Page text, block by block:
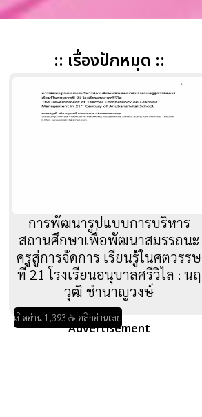
:: เรื่องปักหมุด ::
การพัฒนารูปแบบการบริหาร
สถานศึกษาเพื่อพัฒนาสมรรถนะ
ครูสู่การจัดการ เรียนรู้ในศตวรรษ
ที่ 21 โรงเรียนอนุบาลศรีวิไล : นฤ
วุฒิ ชำนาญวงษ์
เปิดอ่าน 1,393 ☕ คลิกอ่านเลย
Advertisement